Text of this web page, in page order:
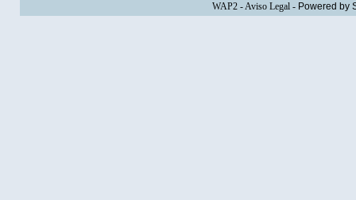
WAP2-Aviso Legal- Powered by